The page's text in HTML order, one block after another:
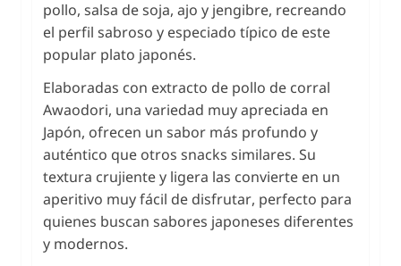
pollo, salsa de soja, ajo y jengibre, recreando
el perfil sabroso y especiado típico de este
popular plato japonés.
Elaboradas con extracto de pollo de corral
Awaodori, una variedad muy apreciada en
Japón, ofrecen un sabor más profundo y
auténtico que otros snacks similares. Su
textura crujiente y ligera las convierte en un
aperitivo muy fácil de disfrutar, perfecto para
quienes buscan sabores japoneses diferentes
y modernos.